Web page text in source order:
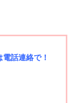
話連絡で！